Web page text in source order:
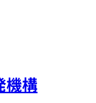
機構